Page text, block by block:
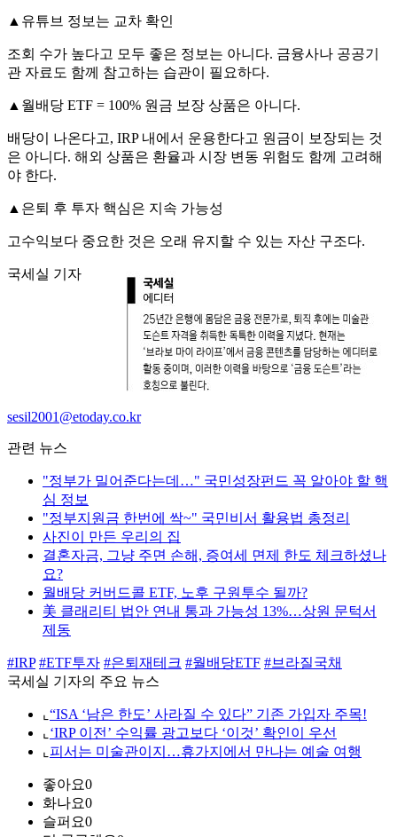
▲유튜브 정보는 교차 확인
조회 수가 높다고 모두 좋은 정보는 아니다. 금융사나 공공기
관 자료도 함께 참고하는 습관이 필요하다.
▲월배당 ETF = 100% 원금 보장 상품은 아니다.
배당이 나온다고, IRP 내에서 운용한다고 원금이 보장되는 것
은 아니다. 해외 상품은 환율과 시장 변동 위험도 함께 고려해
야 한다.
▲은퇴 후 투자 핵심은 지속 가능성
고수익보다 중요한 것은 오래 유지할 수 있는 자산 구조다.
국세실 기자
sesil2001@etoday.co.kr
관련 뉴스
"정부가 밀어준다는데…" 국민성장펀드 꼭 알아야 할 핵
심 정보
"정부지원금 한번에 싹~" 국민비서 활용법 총정리
사진이 만든 우리의 집
결혼자금, 그냥 주면 손해, 증여세 면제 한도 체크하셨나
요?
월배당 커버드콜 ETF, 노후 구원투수 될까?
美 클래리티 법안 연내 통과 가능성 13%…상원 문턱서
제동
#IRP #ETF투자 #은퇴재테크 #월배당ETF #브라질국채
국세실 기자의 주요 뉴스
⌞ “ISA ‘남은 한도’ 사라질 수 있다” 기존 가입자 주목!
⌞ ‘IRP 이전’ 수익률 광고보다 ‘이것’ 확인이 우선
⌞ 피서는 미술관이지…휴가지에서 만나는 예술 여행
좋아요0
화나요0
슬퍼요0